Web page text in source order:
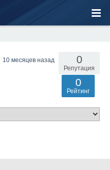
10 месяцев назад 0
Репутация
0
Рейтинг